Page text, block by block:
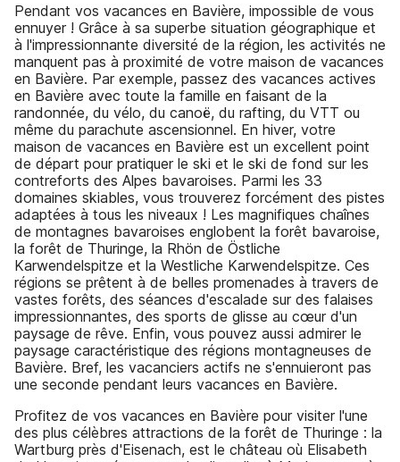
Pendant vos vacances en Bavière, impossible de vous
ennuyer ! Grâce à sa superbe situation géographique et
à l'impressionnante diversité de la région, les activités ne
manquent pas à proximité de votre maison de vacances
en Bavière. Par exemple, passez des vacances actives
en Bavière avec toute la famille en faisant de la
randonnée, du vélo, du canoë, du rafting, du VTT ou
même du parachute ascensionnel. En hiver, votre
maison de vacances en Bavière est un excellent point
de départ pour pratiquer le ski et le ski de fond sur les
contreforts des Alpes bavaroises. Parmi les 33
domaines skiables, vous trouverez forcément des pistes
adaptées à tous les niveaux ! Les magnifiques chaînes
de montagnes bavaroises englobent la forêt bavaroise,
la forêt de Thuringe, la Rhön de Östliche
Karwendelspitze et la Westliche Karwendelspitze. Ces
régions se prêtent à de belles promenades à travers de
vastes forêts, des séances d'escalade sur des falaises
impressionnantes, des sports de glisse au cœur d'un
paysage de rêve. Enfin, vous pouvez aussi admirer le
paysage caractéristique des régions montagneuses de
Bavière. Bref, les vacanciers actifs ne s'ennuieront pas
une seconde pendant leurs vacances en Bavière.
Profitez de vos vacances en Bavière pour visiter l'une
des plus célèbres attractions de la forêt de Thuringe : la
Wartburg près d'Eisenach, est le château où Elisabeth